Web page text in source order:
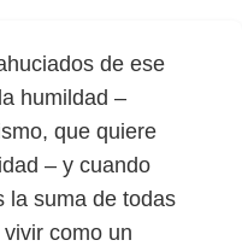
de ese
humildad –
que quiere
– y cuando
la suma de todas
como un